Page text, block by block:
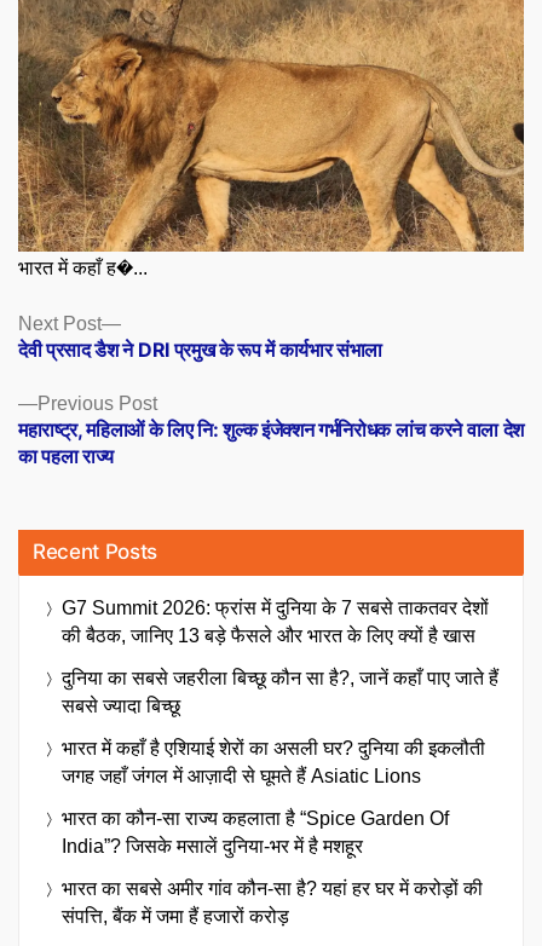
भारत में कहाँ ह�...
Posts
navigation
Previous PostPrevious
post:
महाराष्ट्र, महिलाओं के लिए नि: शुल्क इंजेक्शन गर्भनिरोधक लांच करने वाला देश
का पहला राज्य
Next Post
Next
post:
देवी प्रसाद डैश ने DRI प्रमुख के रूप में कार्यभार संभाला
Recent Posts
G7 Summit 2026: फ्रांस में दुनिया के 7 सबसे ताकतवर देशों
की बैठक, जानिए 13 बड़े फैसले और भारत के लिए क्यों है खास
दुनिया का सबसे जहरीला बिच्छू कौन सा है?, जानें कहाँ पाए जाते हैं
सबसे ज्यादा बिच्छू
भारत में कहाँ है एशियाई शेरों का असली घर? दुनिया की इकलौती
जगह जहाँ जंगल में आज़ादी से घूमते हैं Asiatic Lions
भारत का कौन-सा राज्य कहलाता है “Spice Garden Of
India”? जिसके मसालें दुनिया-भर में है मशहूर
भारत का सबसे अमीर गांव कौन-सा है? यहां हर घर में करोड़ों की
संपत्ति, बैंक में जमा हैं हजारों करोड़